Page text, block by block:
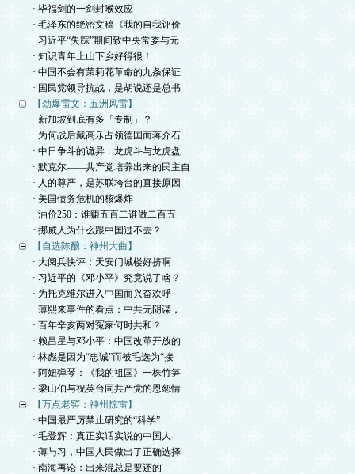
· 毕福剑的一剑封喉效应
· 毛泽东的绝密文稿《我的自我评价
· 习近平“失踪”期间致中央常委与元
· 知识青年上山下乡好得很！
· 中国不会有茉莉花革命的九条保证
· 国民党领导抗战，是胡说还是总书
【劲爆雷文：五洲风雷】
· 新加坡到底有多「专制」？
· 为何战后戴高乐占领德国而蒋介石
· 中日争斗的诡异：龙虎斗与龙虎盘
· 默克尔——共产党培养出来的民主自
· 人的尊严，是苏联垮台的直接原因
· 美国债务危机的核爆炸
· 油价250：谁赚五百二谁做二百五
· 挪威人为什么跟中国过不去？
【自选陈酿：神州大曲】
· 大阅兵快评：天安门城楼好挤啊
· 习近平的《邓小平》究竟说了啥？
· 为托克维尔进入中国而兴奋欢呼
· 薄熙来事件的看点：中共无阴谋，
· 百年辛亥两对冤家何时共和？
· 赖昌星与邓小平：中国改革开放的
· 林彪是因为“忠诚”而被毛选为“接
· 阿妞弹琴：《我的祖国》一株竹笋
· 梁山伯与祝英台同共产党的恩怨情
【万点老窖：神州惊雷】
· 中国最严厉禁止研究的“科学”
· 毛登辉：真正实话实说的中国人
· 薄与习，中国人民做出了正确选择
· 南海再论：出来混总是要还的